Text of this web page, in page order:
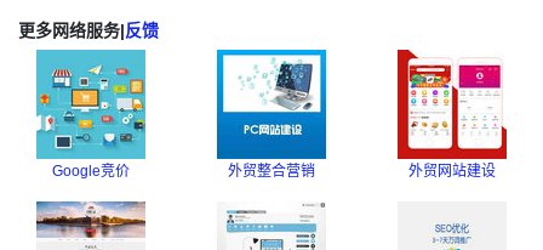
更多网络服务|反馈
Google竞价 外贸整合营销 外贸网站建设